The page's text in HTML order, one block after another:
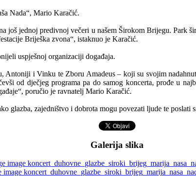
Nada“, Mario Karačić.
još jednoj predivnoj večeri u našem Širokom Brijegu. Park
Briješka zvona“, istaknuo je Karačić.
uspješnoj organizaciji događaja.
Antoniji i Vinku te Zboru Amadeus – koji su svojim
od dječjeg programa pa do samog koncerta, prođe u
poručio je ravnatelj Mario Karačić.
glazba, zajedništvo i dobrota mogu povezati ljude te poslati
Galerija slika